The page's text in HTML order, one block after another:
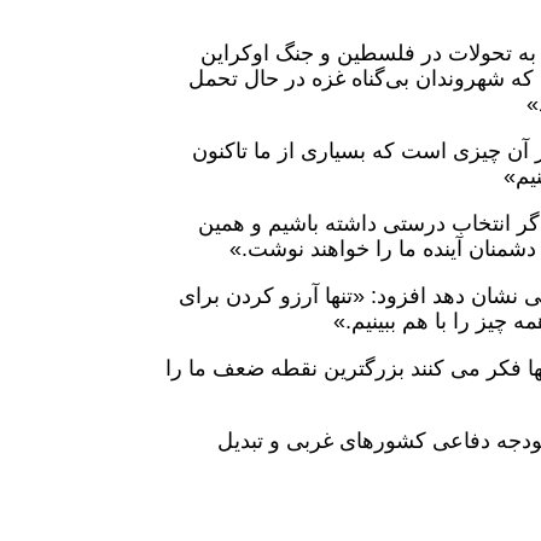
تحولات در فلسطین و جنگ اوکراین
شهروندان بی‌گناه غزه در حال تحمل
آن چیزی است که بسیاری از ما تاکنون
انتخاب درستی داشته باشیم و همین
دشمنان آینده ما را خواهند نوشت.»
نشان دهد افزود: «تنها آرزو کردن برای
چیز را با هم ببینیم.»
فکر می کنند بزرگترین نقطه ضعف ما را
بودجه دفاعی کشورهای غربی و تبدیل